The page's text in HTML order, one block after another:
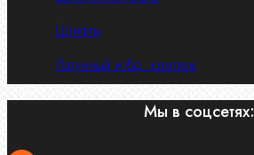
Штифты
Латунный и бр. крепеж
Мы в соцсетях: